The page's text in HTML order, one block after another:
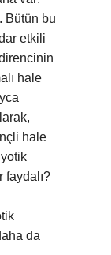
Bütün bu
etkili
hale
hale
faydalı?
da